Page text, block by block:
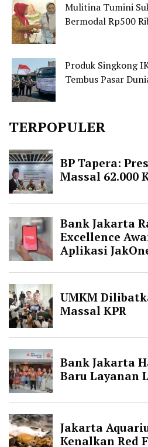
Mulitina Tumini
Bermodal Rp500
Produk Singkong
Tembus Pasar
TERPOPULER